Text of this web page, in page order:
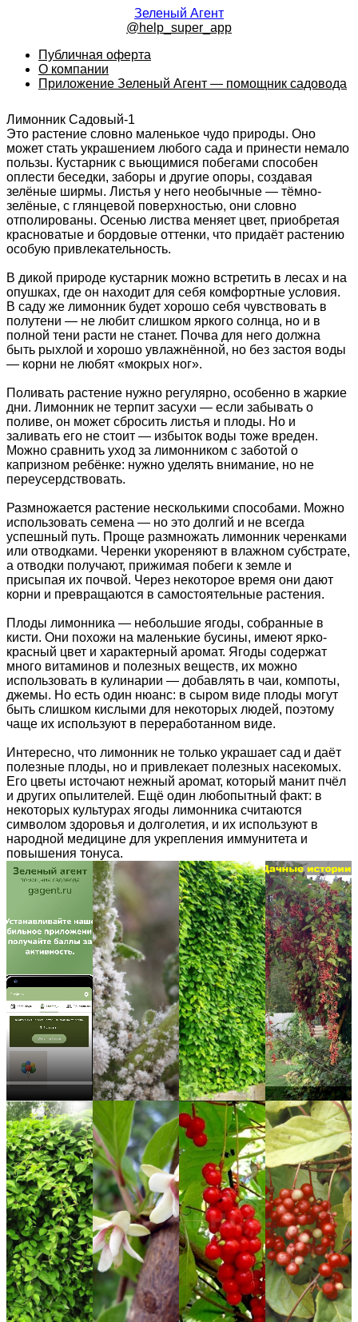
Зеленый Агент
@help_super_app
Публичная оферта
О компании
Приложение Зеленый Агент — помощник садовода
Лимонник Садовый-1
Это растение словно маленькое чудо природы. Оно
может стать украшением любого сада и принести немало
пользы. Кустарник с вьющимися побегами способен
оплести беседки, заборы и другие опоры, создавая
зелёные ширмы. Листья у него необычные — тёмно-
зелёные, с глянцевой поверхностью, они словно
отполированы. Осенью листва меняет цвет, приобретая
красноватые и бордовые оттенки, что придаёт растению
особую привлекательность.
В дикой природе кустарник можно встретить в лесах и на
опушках, где он находит для себя комфортные условия.
В саду же лимонник будет хорошо себя чувствовать в
полутени — не любит слишком яркого солнца, но и в
полной тени расти не станет. Почва для него должна
быть рыхлой и хорошо увлажнённой, но без застоя воды
— корни не любят «мокрых ног».
Поливать растение нужно регулярно, особенно в жаркие
дни. Лимонник не терпит засухи — если забывать о
поливе, он может сбросить листья и плоды. Но и
заливать его не стоит — избыток воды тоже вреден.
Можно сравнить уход за лимонником с заботой о
капризном ребёнке: нужно уделять внимание, но не
переусердствовать.
Размножается растение несколькими способами. Можно
использовать семена — но это долгий и не всегда
успешный путь. Проще размножать лимонник черенками
или отводками. Черенки укореняют в влажном субстрате,
а отводки получают, прижимая побеги к земле и
присыпая их почвой. Через некоторое время они дают
корни и превращаются в самостоятельные растения.
Плоды лимонника — небольшие ягоды, собранные в
кисти. Они похожи на маленькие бусины, имеют ярко-
красный цвет и характерный аромат. Ягоды содержат
много витаминов и полезных веществ, их можно
использовать в кулинарии — добавлять в чаи, компоты,
джемы. Но есть один нюанс: в сыром виде плоды могут
быть слишком кислыми для некоторых людей, поэтому
чаще их используют в переработанном виде.
Интересно, что лимонник не только украшает сад и даёт
полезные плоды, но и привлекает полезных насекомых.
Его цветы источают нежный аромат, который манит пчёл
и других опылителей. Ещё один любопытный факт: в
некоторых культурах ягоды лимонника считаются
символом здоровья и долголетия, и их используют в
народной медицине для укрепления иммунитета и
повышения тонуса.